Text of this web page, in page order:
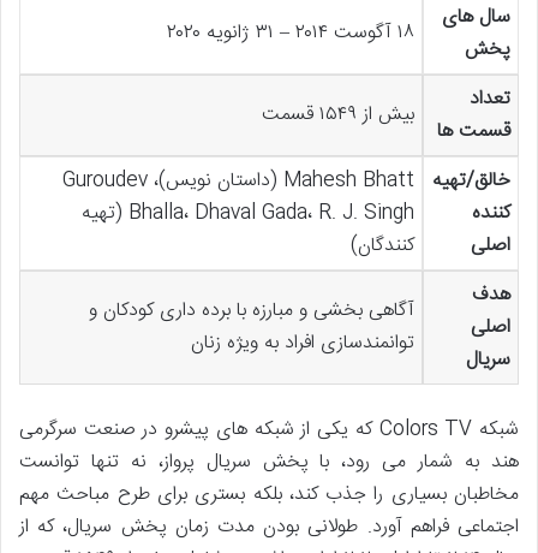
سال های
پخش
۱۸ آگوست ۲۰۱۴ – ۳۱ ژانویه ۲۰۲۰
تعداد
قسمت ها
بیش از ۱۵۴۹ قسمت
خالق/تهیه
کننده
اصلی
Mahesh Bhatt (داستان نویس)، Guroudev
Bhalla، Dhaval Gada، R. J. Singh (تهیه
کنندگان)
هدف
اصلی
سریال
آگاهی بخشی و مبارزه با برده داری کودکان و
توانمندسازی افراد به ویژه زنان
شبکه Colors TV که یکی از شبکه های پیشرو در صنعت سرگرمی
هند به شمار می رود، با پخش سریال پرواز، نه تنها توانست
مخاطبان بسیاری را جذب کند، بلکه بستری برای طرح مباحث مهم
اجتماعی فراهم آورد. طولانی بودن مدت زمان پخش سریال، که از